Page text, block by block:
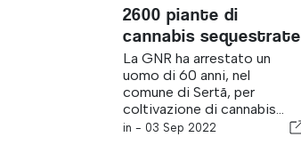
2600 piante di
cannabis sequestrate
La GNR ha arrestato un
uomo di 60 anni, nel
comune di Sertã, per
coltivazione di cannabis...
in - 03 Sep 2022